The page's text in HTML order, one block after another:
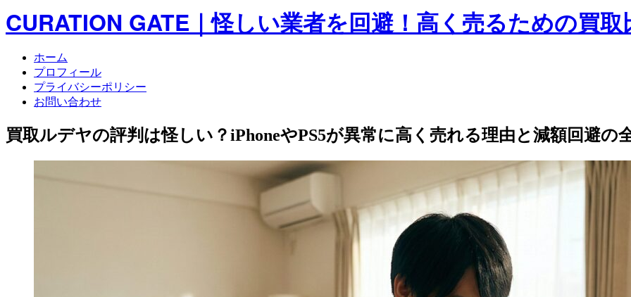
CURATION GATE｜怪しい業者を回避！高く売るための買
ホーム
プロフィール
プライバシーポリシー
お問い合わせ
買取ルデヤの評判は怪しい？iPhoneやPS5が異常に高く売れる理由と減額回避の